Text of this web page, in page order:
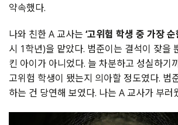
약속했다.
나와 친한 A 교사는 ‘고위험 학생 중 가장 순
시 1학년)을 맡았다. 범준이는 결석이 잦을
킨 아이가 아니었다. 늘 차분하고 성실하기
고위험 학생이 됐는지 의아할 정도였다. 범
하는 건 당연해 보였다. 나는 A 교사가 부러